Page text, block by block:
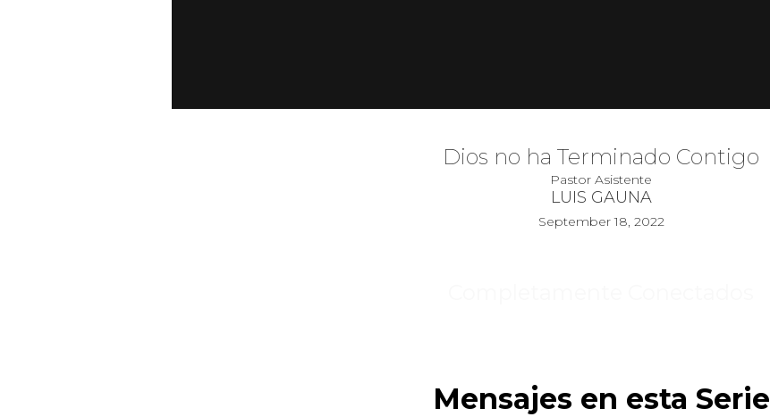
Dios no ha Terminado Contigo
Pastor Asistente
LUIS GAUNA
September 18, 2022
Mensajes en esta Serie